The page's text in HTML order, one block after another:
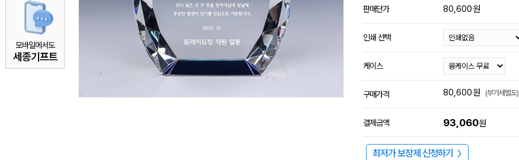
모바일에서도
세종기프트
판매단가 80,600원
인쇄 선택
케이스
구매가격 80,600원 (부가세별도)
결제금액 93,060원
최저가 보장제 신청하기 〉